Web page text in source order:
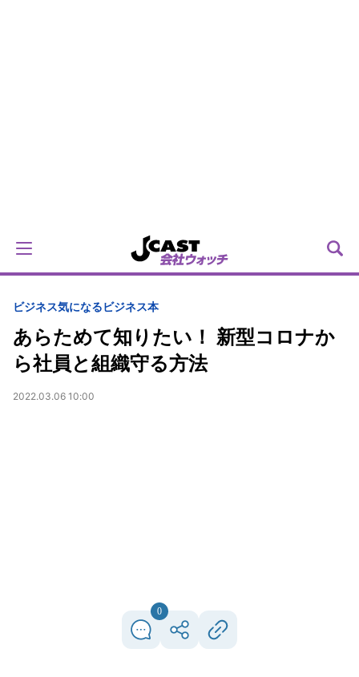
ビジネス気になるビジネス本
あらためて知りたい！ 新型コロナか
ら社員と組織守る方法
2022.03.06 10:00
0